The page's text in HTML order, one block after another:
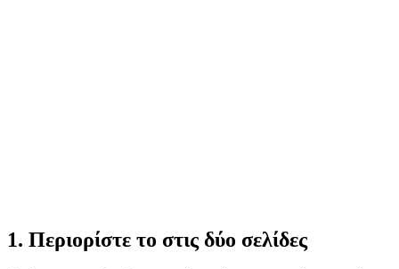
1. Περιορίστε το στις δύο σελίδες